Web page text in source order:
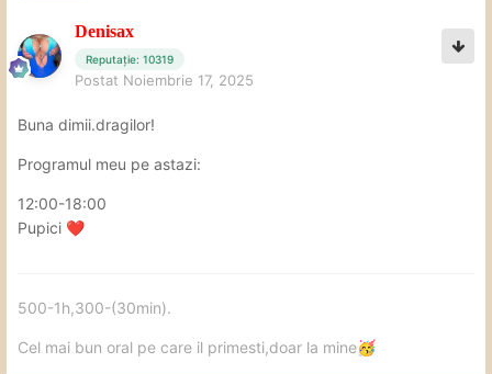
Denisax
Reputație: 10319
Postat Noiembrie 17, 2025
Buna dimii.dragilor!
Programul meu pe astazi:
12:00-18:00
Pupici ❤️
500-1h,300-(30min).
Cel mai bun oral pe care il primesti,doar la mine🥳